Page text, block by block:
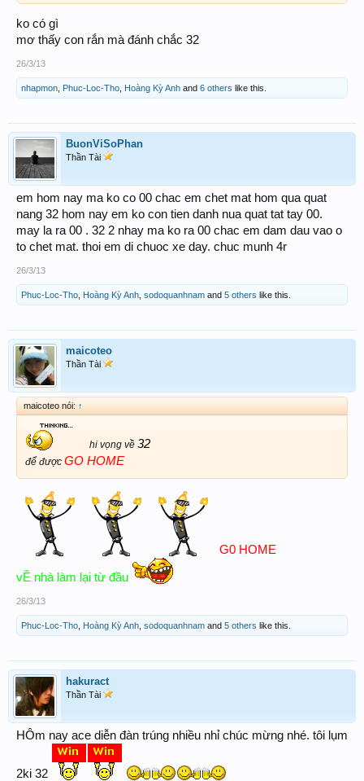
ko có gì
mơ thấy con rắn mà đánh chắc 32
26/3/13
nhapmon Phuc-Loc-Tho Hoàng Kỳ Anh and 6 others like this.
BuonViSoPhan
Thần Tài
em hom nay ma ko co 00 chac em chet mat hom qua quat
nang 32 hom nay em ko con tien danh nua quat tat tay 00.
may la ra 00 . 32 2 nhay ma ko ra 00 chac em dam dau vao o
to chet mat. thoi em di chuoc xe day. chuc munh 4r
26/3/13
Phuc-Loc-Tho Hoàng Kỳ Anh sodoquanhnam and 5 others like this.
maicoteo
Thần Tài
maicoteo nói: ↑
hi vọng về 32
để được GO HOME
G0 HOME
vỀ nhà làm lại từ đầu
26/3/13
Phuc-Loc-Tho Hoàng Kỳ Anh sodoquanhnam and 5 others like this.
hakuract
Thần Tài
HÔm nay ace diễn đàn trúng nhiều nhỉ chúc mừng nhé. tôi lụm
2ki 32